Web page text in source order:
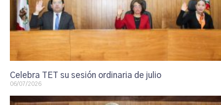
Celebra TET su sesión ordinaria de julio
06/07/2026